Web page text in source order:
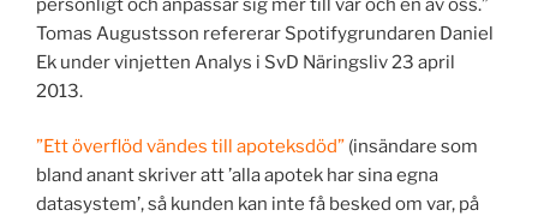
Tomas Augustsson refererar Spotifygrundaren Daniel
Ek under vinjetten Analys i SvD Näringsliv 23 april
2013.
”Ett överflöd vändes till apoteksdöd” (insändare som
bland anant skriver att ’alla apotek har sina egna
datasystem’, så kunden kan inte få besked om var, på